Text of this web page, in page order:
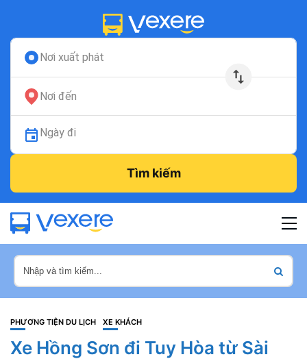
Nơi xuất phát
Nơi đến
Ngày đi
Tìm kiếm
PHƯƠNG TIỆN DU LỊCH XE KHÁCH
Xe Hồng Sơn đi Tuy Hòa từ Sài